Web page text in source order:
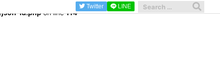
ld.phpon line114
Twitter LINE